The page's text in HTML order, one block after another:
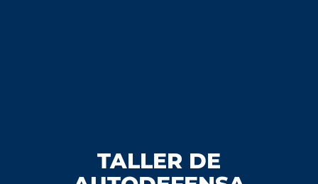
TALLER DE